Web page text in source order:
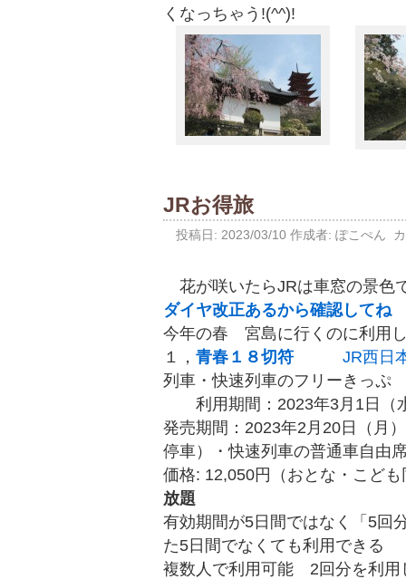
くなっちゃう!(^^)!
JRお得旅
投稿日: 2023/03/10 作成者: ぽこぺん
花が咲いたらJRは車窓の景
ダイヤ改正あるから確認してね
今年の春 宮島に行くのに利用
１， 青春１８切符
JR西日
列車・快速列車のフリーきっぷ
利用期間：2023年3月1日（
発売期間：2023年2月20日（月
停車）・快速列車の普通車自由
価格: 12,050円（おとな・こど
放題
有効期間が5日間ではなく「5回
た5日間でなくても利用できる
複数人で利用可能 2回分を利用